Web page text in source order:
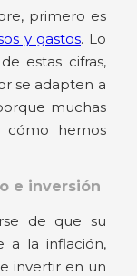
primero es
y gastos. Lo
estas cifras,
se adapten a
muchas
cómo hemos
e inversión
de que su
a la inflación,
invertir en un